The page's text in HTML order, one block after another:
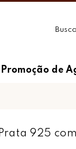
Promoção de
925